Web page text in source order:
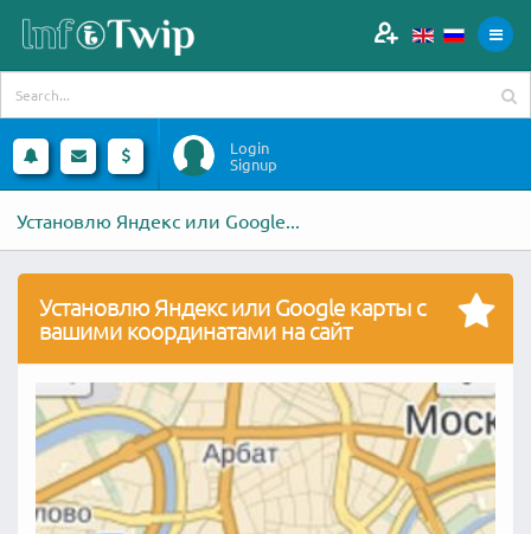
Login
Signup
Установлю Яндекс или Google...
Установлю Яндекс или Google карты с
вашими координатами на сайт